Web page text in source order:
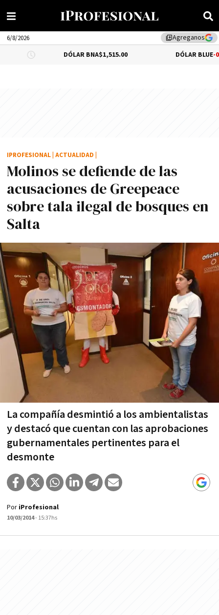
library_addAgreganos
6/8/2026
DÓLAR BNA $1,515.00 -0.66%
Molinos se defiende de las
acusaciones de Greepeace
sobre tala ilegal de bosques en
Salta
La compañía desmintió a los ambientalistas
y destacó que cuentan con las aprobaciones
gubernamentales pertinentes para el
desmonte
IPROFESIONAL ACTUALIDAD
Por iProfesional
10/03/2014- 15:37hs